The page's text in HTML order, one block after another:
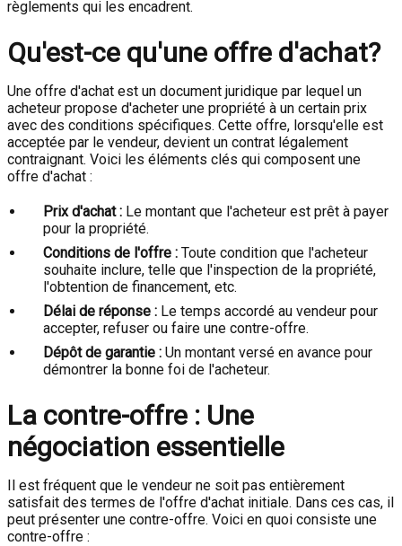
règlements qui les encadrent.
Qu'est-ce qu'une offre d'achat?
Une offre d'achat est un document juridique par lequel un
acheteur propose d'acheter une propriété à un certain prix
avec des conditions spécifiques. Cette offre, lorsqu'elle est
acceptée par le vendeur, devient un contrat légalement
contraignant. Voici les éléments clés qui composent une
offre d'achat :
Prix d'achat : Le montant que l'acheteur est prêt à payer
pour la propriété.
Conditions de l'offre : Toute condition que l'acheteur
souhaite inclure, telle que l'inspection de la propriété,
l'obtention de financement, etc.
Délai de réponse : Le temps accordé au vendeur pour
accepter, refuser ou faire une contre-offre.
Dépôt de garantie : Un montant versé en avance pour
démontrer la bonne foi de l'acheteur.
La contre-offre : Une
négociation essentielle
Il est fréquent que le vendeur ne soit pas entièrement
satisfait des termes de l'offre d'achat initiale. Dans ces cas, il
peut présenter une contre-offre. Voici en quoi consiste une
contre-offre :